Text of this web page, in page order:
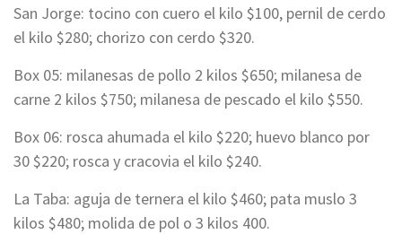
San Jorge: tocino con cuero el kilo $100, pernil de cerdo
el kilo $280; chorizo con cerdo $320.
Box 05: milanesas de pollo 2 kilos $650; milanesa de
carne 2 kilos $750; milanesa de pescado el kilo $550.
Box 06: rosca ahumada el kilo $220; huevo blanco por
30 $220; rosca y cracovia el kilo $240.
La Taba: aguja de ternera el kilo $460; pata muslo 3
kilos $480; molida de pol o 3 kilos 400.